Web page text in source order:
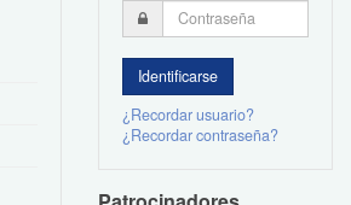
¿Recordar usuario?
¿Recordar contraseña?